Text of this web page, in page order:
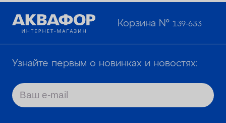
Корзина №139-633
Узнайте первым о новинках и новостях: